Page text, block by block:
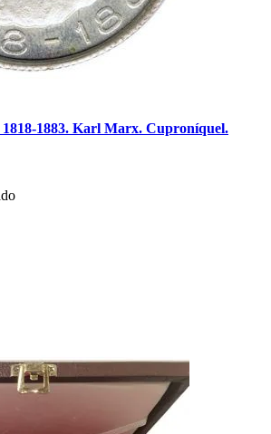
1883. Karl Marx. Cuproníquel.